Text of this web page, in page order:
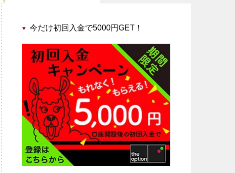
今だけ初回入金で5000円GET！